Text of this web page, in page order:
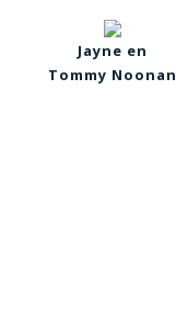
Jayne en
Tommy Noonan